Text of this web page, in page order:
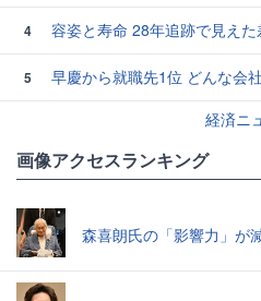
4 容姿と寿命 28年追跡で見えた
5
早慶から就職先1位 どんな会
経済ニ
画像アクセスランキング
森喜朗氏の「影響力」が